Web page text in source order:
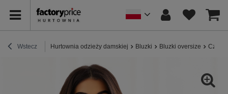
Wstecz Hurtownia odzieży damskiej Bluzki Bluzki oversize